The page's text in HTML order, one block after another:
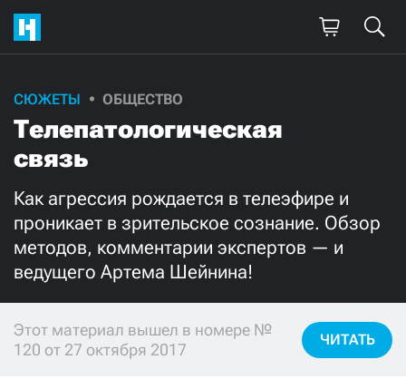
СЮЖЕТЫ ОБЩЕСТВО
Телепатологическая
связь
Как агрессия рождается в телеэфире и
проникает в зрительское сознание. Обзор
методов, комментарии экспертов — и
ведущего Артема Шейнина!
Этот материал вышел в номере №
120 от 27 октября 2017
ЧИТАТЬ
Поддержите
нашу работу!
Ежемесячно
3000 1000
500